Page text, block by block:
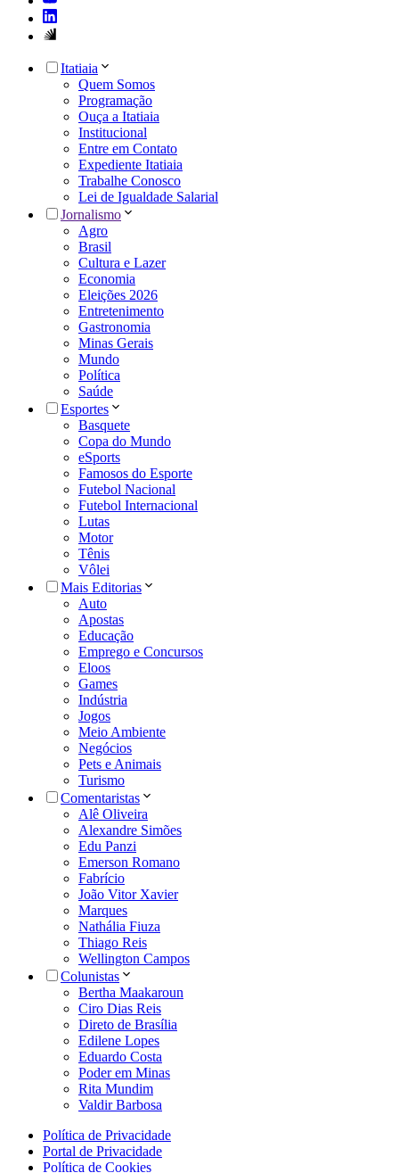
Itatiaia
Quem Somos
Programação
Ouça a Itatiaia
Institucional
Entre em Contato
Expediente Itatiaia
Trabalhe Conosco
Lei de Igualdade Salarial
Jornalismo
Agro
Brasil
Cultura e Lazer
Economia
Eleições 2026
Entretenimento
Gastronomia
Minas Gerais
Mundo
Política
Saúde
Esportes
Basquete
Copa do Mundo
eSports
Famosos do Esporte
Futebol Nacional
Futebol Internacional
Lutas
Motor
Tênis
Vôlei
Mais Editorias
Auto
Apostas
Educação
Emprego e Concursos
Eloos
Games
Indústria
Jogos
Meio Ambiente
Negócios
Pets e Animais
Turismo
Comentaristas
Alê Oliveira
Alexandre Simões
Edu Panzi
Emerson Romano
Fabrício
João Vitor Xavier
Marques
Nathália Fiuza
Thiago Reis
Wellington Campos
Colunistas
Bertha Maakaroun
Ciro Dias Reis
Direto de Brasília
Edilene Lopes
Eduardo Costa
Poder em Minas
Rita Mundim
Valdir Barbosa
Política de Privacidade
Portal de Privacidade
Política de Cookies